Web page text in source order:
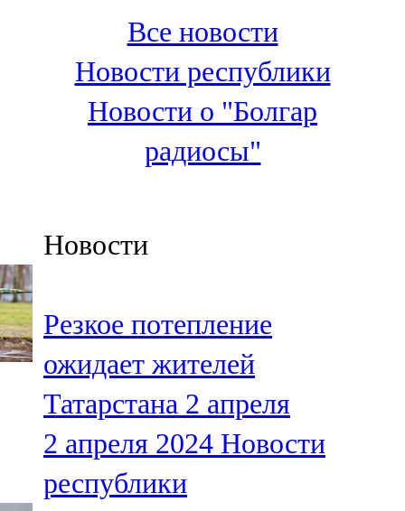
100,3 FM
Зәй
106,6 FM
Кадыбаш
105,2 FM
91,5 FM
106,1 FM
Кама тамагы
71,51 FM
Кукмара
107,9 FM
Все новости
Новости республики
Новости о "Болгар
радиосы"
Новости
Резкое потепление
ожидает жителей
Татарстана 2 апреля
2 апреля 2024 Новости
республики